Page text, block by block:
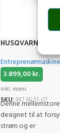
HUSQVARNA
3.899,00kr.
inkl. moms
SKU:967 66 51-07
Denne
designet til at
strøm og er